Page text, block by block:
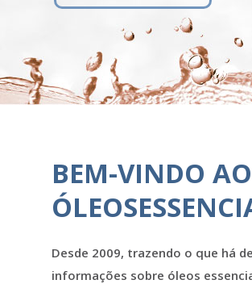
BEM-VINDO AO
Desde 2009, trazendo o que há
informações sobre óleos